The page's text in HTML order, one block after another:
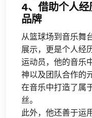
4、借助个人经
品牌
从篮球场到音乐舞
展示，更是个人经
运动员，他的音乐
神以及团队合作的
在音乐中打造了属
丝。
此外，他还善于运